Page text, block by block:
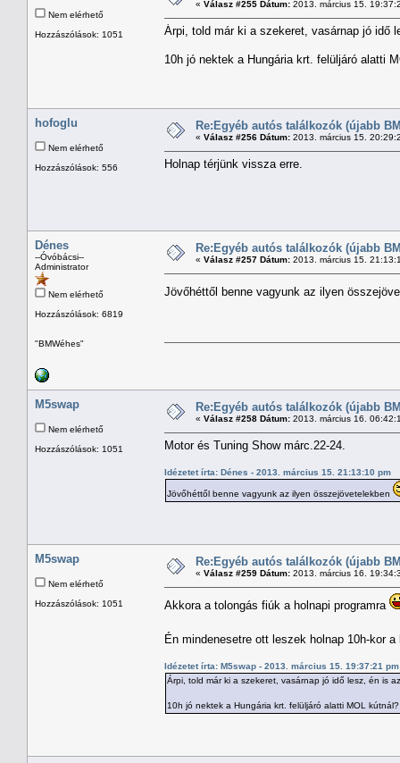
Nem elérhető
Hozzászólások: 1051
« Válasz #255 Dátum: 2013. március 15.
Árpi, told már ki a szekeret, vasárnap jó idő
10h jó nektek a Hungária krt. felüljáró alatti
hofoglu
Nem elérhető
Hozzászólások: 556
Re:Egyéb autós találkozók (újabb
« Válasz #256 Dátum: 2013. március 15.
Holnap térjünk vissza erre.
Dénes
--Óvóbácsi--
Administrator
Nem elérhető
Hozzászólások: 6819
"BMWéhes"
Re:Egyéb autós találkozók (újabb
« Válasz #257 Dátum: 2013. március 15.
Jövőhéttől benne vagyunk az ilyen
M5swap
Nem elérhető
Hozzászólások: 1051
Re:Egyéb autós találkozók (újabb
« Válasz #258 Dátum: 2013. március 16.
Motor és Tuning Show márc.22-24.
Idézetet írta: Dénes - 2013. március 15. 21:13:10 pm
Jövőhéttől benne vagyunk az ilyen összejövetelekben
M5swap
Nem elérhető
Hozzászólások: 1051
Re:Egyéb autós találkozók (újabb
« Válasz #259 Dátum: 2013. március 16.
Akkora a tolongás fiúk a holnapi programra
Én mindenesetre ott leszek holnap 10h-kor
Idézetet írta: M5swap - 2013. március 15. 19:37:21 pm
Árpi, told már ki a szekeret, vasárnap jó idő lesz, én is
10h jó nektek a Hungária krt. felüljáró alatti MOL kútnál?